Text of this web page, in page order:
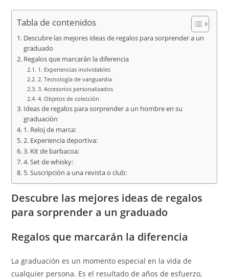
Tabla de contenidos
Descubre las mejores ideas de regalos para sorprender a un
graduado
Regalos que marcarán la diferencia
1. Experiencias inolvidables
2. Tecnología de vanguardia
3. Accesorios personalizados
4. Objetos de colección
Ideas de regalos para sorprender a un hombre en su
graduación
1. Reloj de marca:
2. Experiencia deportiva:
3. Kit de barbacoa:
4. Set de whisky:
5. Suscripción a una revista o club:
Descubre las mejores ideas de regalos
para sorprender a un graduado
Regalos que marcarán la diferencia
La graduación es un momento especial en la vida de
cualquier persona. Es el resultado de años de esfuerzo,